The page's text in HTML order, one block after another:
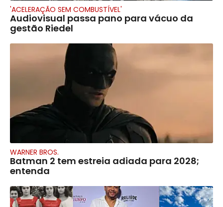
'ACELERAÇÃO SEM COMBUSTÍVEL'
Audiovisual passa pano para vácuo da
gestão Riedel
WARNER BROS.
Batman 2 tem estreia adiada para 2028;
entenda